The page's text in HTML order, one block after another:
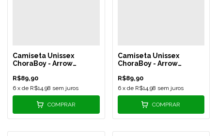
Camiseta Unissex
ChoraBoy - Arrow
REF 549
R$89,90
6 x de R$14,98 sem juros
COMPRAR
Camiseta Unissex
ChoraBoy - Arrow
REF 550
R$89,90
6 x de R$14,98 sem juros
COMPRAR